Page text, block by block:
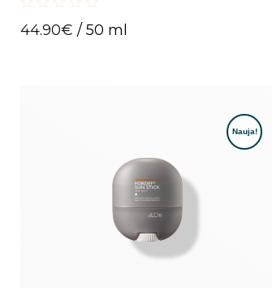
out
44.90€ / 50 ml